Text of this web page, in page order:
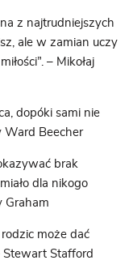
z najtrudniejszych
ale w zamian uczy
– Mikołaj
dopóki sami nie
Ward Beecher
brak
dla nikogo
Graham
może dać
Stewart Stafford